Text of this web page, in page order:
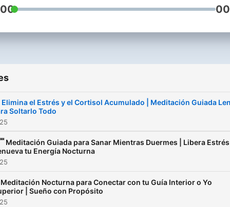
Aquí no hay relojes.
alma, buscando regresar a
Meditacion Profunda no
Una grieta en la rutina
que despierta tu memoria
primitiva.
relajación profunda no es
Elimina el Estrés y el Cortisol Acumulado | Meditación Guiada
Soltarlo Todo
Meditación Guiada para Sanar Mientras Duermes | Libera
tu Energía Nocturna
Meditación Nocturna para Conectar con tu Guía Interior o Yo
| Sueño con Propósito